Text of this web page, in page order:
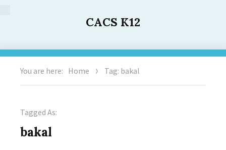
CACS K12
You are here: Home Tag: bakal
Tagged As:
bakal